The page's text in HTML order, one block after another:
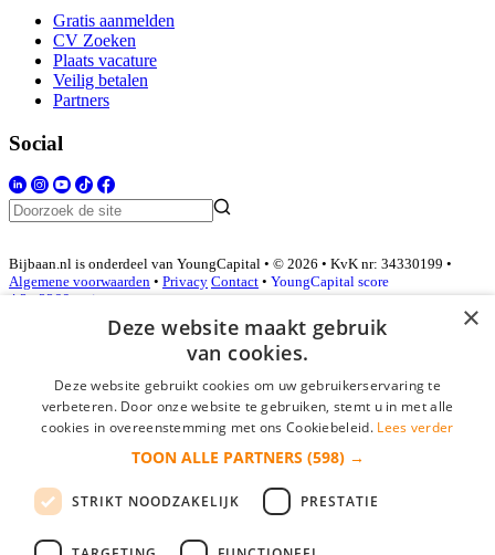
Gratis aanmelden
CV Zoeken
Plaats vacature
Veilig betalen
Partners
Social
Bijbaan.nl is onderdeel van YoungCapital • © 2026 • KvK nr: 34330199 •
Algemene voorwaarden • Privacy Contact • YoungCapital score
4.3 - 3366 reviews
Inloggen als bedrijf
*
login gegevens onthouden
login
×
Deze website maakt gebruik
van cookies.
Deze website gebruikt cookies om uw gebruikerservaring te
verbeteren. Door onze website te gebruiken, stemt u in met alle
cookies in overeenstemming met ons Cookiebeleid. Lees verder
TOON ALLE PARTNERS (598) →
STRIKT NOODZAKELIJK PRESTATIE